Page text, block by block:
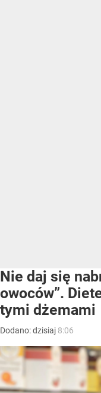
Nie daj się
owoców”.
tymi dżemami
Dodano:dzisiaj 8:06